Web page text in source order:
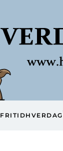
FRITIDHVERDAG